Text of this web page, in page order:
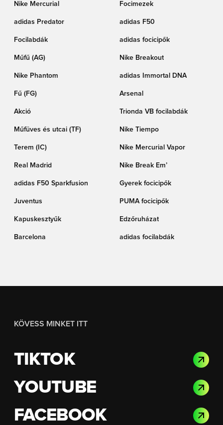
Nike Mercurial Focimezek
adidas Predator adidas F50
Focilabdák adidas focicipők
Műfű (AG) Nike Breakout
Nike Phantom adidas Immortal DNA
Fű (FG) Arsenal
Akció Trionda VB focilabdák
Műfüves és utcai (TF) Nike Tiempo
Terem (IC) Nike Mercurial Vapor
Real Madrid Nike Break Em’
adidas F50 Sparkfusion Gyerek focicipők
Juventus PUMA focicipők
Kapuskesztyűk Edzőruházat
Barcelona adidas focilabdák
KÖVESS MINKET ITT
TIKTOK
YOUTUBE
FACEBOOK